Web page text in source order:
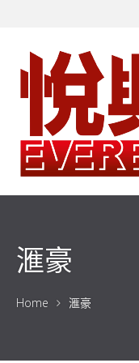
滙豪
Home 滙豪